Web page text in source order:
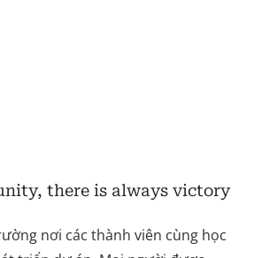
there is always victory
nơi các thành viên cùng học